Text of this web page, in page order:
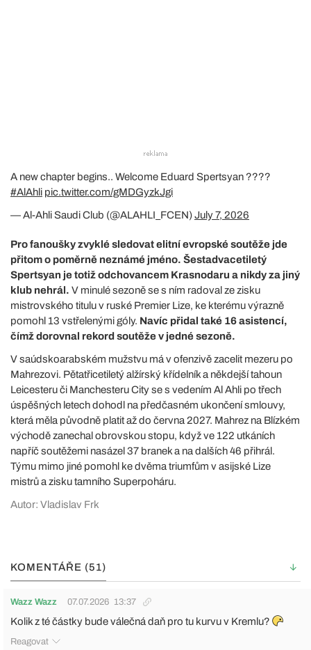
A new chapter begins.. Welcome Eduard Spertsyan ????
#AlAhli pic.twitter.com/gMDGyzkJgi
— Al-Ahli Saudi Club (@ALAHLI_FCEN)July 7, 2026
Pro fanoušky zvyklé sledovat elitní evropské soutěže jde
přitom o poměrně neznámé jméno. Šestadvacetiletý
Spertsyan je totiž odchovancem Krasnodaru a nikdy za jiný
klub nehrál. V minulé sezoně se s ním radoval ze zisku
mistrovského titulu v ruské Premier Lize, ke kterému výrazně
pomohl 13 vstřelenými góly. Navíc přidal také 16 asistencí,
čímž dorovnal rekord soutěže v jedné sezoně.
V saúdskoarabském mužstvu má v ofenzivě zacelit mezeru po
Mahrezovi. Pětatřicetiletý alžírský křídelník a někdejší tahoun
Leicesteru či Manchesteru City se s vedením Al Ahli po třech
úspěšných letech dohodl na předčasném ukončení smlouvy,
která měla původně platit až do června 2027. Mahrez na Blízkém
východě zanechal obrovskou stopu, když ve 122 utkáních
napříč soutěžemi nasázel 37 branek a na dalších 46 přihrál.
Týmu mimo jiné pomohl ke dvěma triumfům v asijské Lize
mistrů a zisku tamního Superpoháru.
Autor: Vladislav Frk
KOMENTÁŘE (51)
Wazz Wazz 07.07.2026 13:37
Kolik z té částky bude válečná daň pro tu kurvu v Kremlu?
Reagovat